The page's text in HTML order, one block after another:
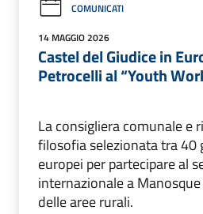
COMUNICATI
14 MAGGIO 2026
Castel del Giudice in
Petrocelli al “Youth
La consigliera comunale e
filosofia selezionata tra 40
europei per partecipare al
internazionale a
delle aree rurali.